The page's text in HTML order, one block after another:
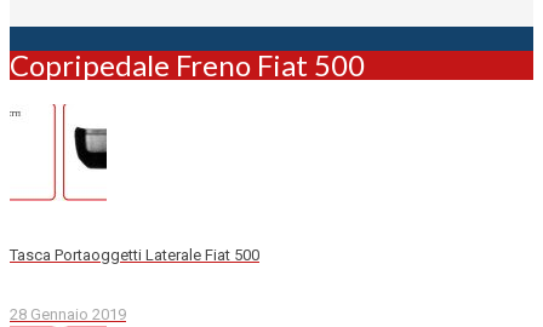
Copripedale Freno Fiat 500
Tasca Portaoggetti Laterale Fiat 500
28 Gennaio 2019